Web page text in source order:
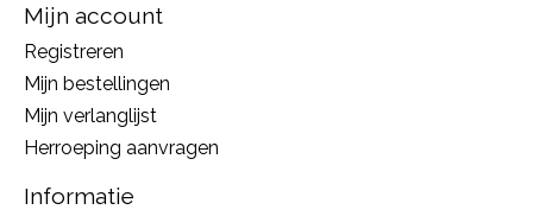
Mijn account
Registreren
Mijn bestellingen
Mijn verlanglijst
Herroeping aanvragen
Informatie